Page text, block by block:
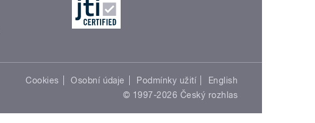
Cookies Osobní údaje Podmínky užití
English
© 1997-2026 Český rozhlas